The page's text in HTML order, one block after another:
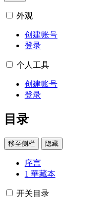
外观
创建账号
登录
个人工具
创建账号
登录
目录
移至侧栏 隐藏
序言
1 華藏本
开关目录